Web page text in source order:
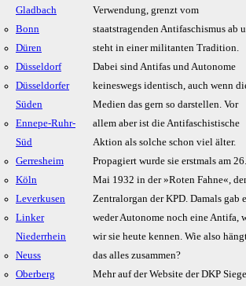
Gladbach
Bonn
Düren
Düsseldorf
Düsseldorfer
Süden
Ennepe-Ruhr-
Süd
Gerresheim
Köln
Leverkusen
Linker
Niederrhein
Neuss
Oberberg
Verwendung, grenzt vom
staatstragenden Antifaschismus ab
steht in einer militanten Tradition.
Dabei sind Antifas und Autonome
keineswegs identisch, auch wenn
Medien das gern so darstellen. Vor
allem aber ist die Antifaschistische
Aktion als solche schon viel älter.
Propagiert wurde sie erstmals am 26.
Mai 1932 in der »Roten Fahne«,
Zentralorgan der KPD. Damals gab
weder Autonome noch eine Antifa,
wir sie heute kennen. Wie also
das alles zusammen?
Mehr auf der Website der DKP